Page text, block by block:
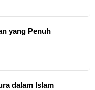
yang Penuh
dalam Islam